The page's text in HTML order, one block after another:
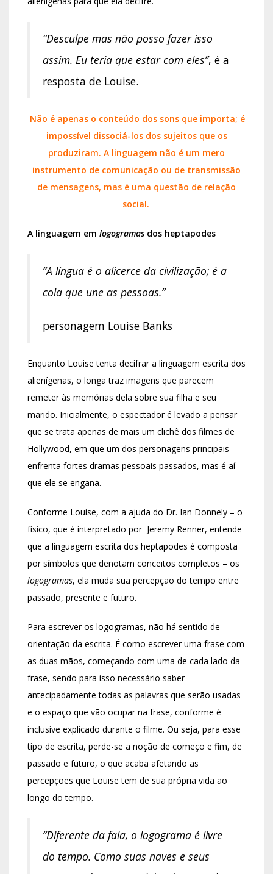
“Desculpe mas não posso fazer isso
assim. Eu teria que estar com eles”, é a
resposta de Louise.
Não é apenas o conteúdo dos sons que importa; é
impossível dissociá-los dos sujeitos que os
produziram. A linguagem não é um mero
instrumento de comunicação ou de transmissão
de mensagens, mas é uma questão de relação
social.
A linguagem em logogramas dos heptapodes
“A língua é o alicerce da civilização; é a
cola que une as pessoas.”
personagem Louise Banks
Enquanto Louise tenta decifrar a linguagem escrita dos
alienígenas, o longa traz imagens que parecem
remeter às memórias dela sobre sua filha e seu
marido. Inicialmente, o espectador é levado a pensar
que se trata apenas de mais um clichê dos filmes de
Hollywood, em que um dos personagens principais
enfrenta fortes dramas pessoais passados, mas é aí
que ele se engana.
Conforme Louise, com a ajuda do Dr. Ian Donnely – o
físico, que é interpretado por Jeremy Renner, entende
que a linguagem escrita dos heptapodes é composta
por símbolos que denotam conceitos completos – os
logogramas, ela muda sua percepção do tempo entre
passado, presente e futuro.
Para escrever os logogramas, não há sentido de
orientação da escrita. É como escrever uma frase com
as duas mãos, começando com uma de cada lado da
frase, sendo para isso necessário saber
antecipadamente todas as palavras que serão usadas
e o espaço que vão ocupar na frase, conforme é
inclusive explicado durante o filme. Ou seja, para esse
tipo de escrita, perde-se a noção de começo e fim, de
passado e futuro, o que acaba afetando as
percepções que Louise tem de sua própria vida ao
longo do tempo.
“Diferente da fala, o logograma é livre
do tempo. Como suas naves e seus